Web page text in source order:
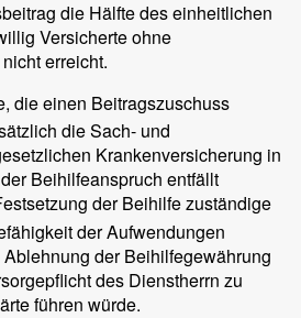
die Hälfte des einheitlichen
Versicherte ohne
erreicht.
die einen Beitragszuschuss
die Sach- und
Krankenversicherung in
Beihilfeanspruch entfällt
der Beihilfe zuständige
der Aufwendungen
der Beihilfegewährung
des Dienstherrn zu
führen würde.